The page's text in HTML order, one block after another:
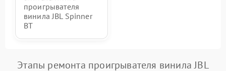
проигрывателя
винила JBL Spinner
BT
Этапы ремонта проигрывателя винила JBL